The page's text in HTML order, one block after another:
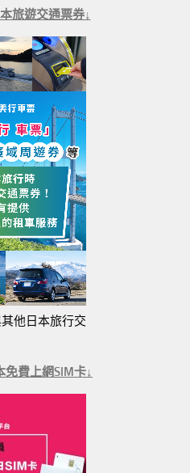
本旅遊交通票券↓
其他日本旅行交
免費上網SIM卡↓